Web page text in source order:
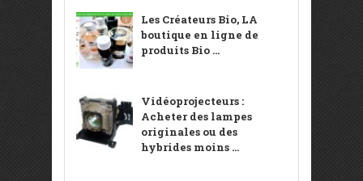
Les Créateurs Bio, LA
boutique en ligne de
produits Bio ...
Vidéoprojecteurs :
Acheter des lampes
originales ou des
hybrides moins ...